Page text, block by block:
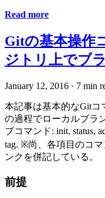
Read more
Gitの基本操作
ジトリ上でブ
January 12, 2016 · 7 min
本記事は基本的なGitコ
の過程でローカルブラ
ブコマンド: init, status,
tag. ※尚、各項目のコマ
ンクを併記している。
前提